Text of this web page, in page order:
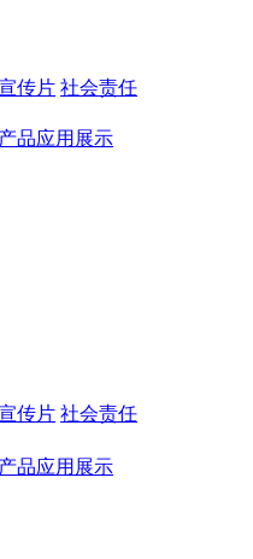
传片 社会责任
产品应用展示
传片 社会责任
产品应用展示